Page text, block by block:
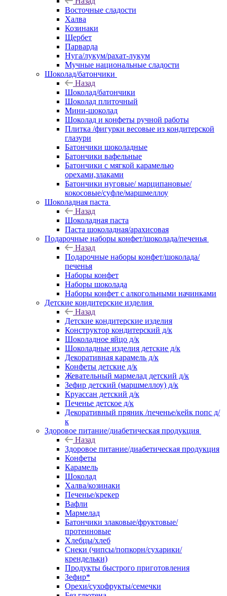
Восточные сладости
Халва
Козинаки
Щербет
Парварда
Нуга/лукум/рахат-лукум
Мучные национальные сладости
Шоколад/батончики
Назад
Шоколад/батончики
Шоколад плиточный
Мини-шоколад
Шоколад и конфеты ручной работы
Плитка /фигурки весовые из кондитерской
глазури
Батончики шоколадные
Батончики вафельные
Батончики с мягкой карамелью
орехами,злаками
Батончики нуговые/ марципановые/
кокосовые/суфле/маршмеллоу
Шоколадная паста
Назад
Шоколадная паста
Паста шоколадная/арахисовая
Подарочные наборы конфет/шоколада/печенья
Назад
Подарочные наборы конфет/шоколада/
печенья
Наборы конфет
Наборы шоколада
Наборы конфет с алкогольными начинками
Детские кондитерские изделия
Назад
Детские кондитерские изделия
Конструктор кондитерский д/к
Шоколадное яйцо д/к
Шоколадные изделия детские д/к
Декоративная карамель д/к
Конфеты детские д/к
Жевательный мармелад детский д/к
Зефир детский (маршмеллоу) д/к
Круассан детский д/к
Печенье детское д/к
Декоративный пряник /печенье/кейк попс д/
к
Здоровое питание/диабетическая продукция
Назад
Здоровое питание/диабетическая продукция
Конфеты
Карамель
Шоколад
Халва/козинаки
Печенье/крекер
Вафли
Мармелад
Батончики злаковые/фруктовые/
протеиновые
Хлебцы/хлеб
Снеки (чипсы/попкорн/сухарики/
крендельки)
Продукты быстрого приготовления
Зефир*
Орехи/сухофрукты/семечки